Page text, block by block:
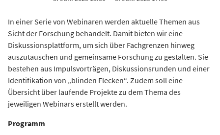
In einer Serie von Webinaren werden aktuelle Themen aus
Sicht der Forschung behandelt. Damit bieten wir eine
Diskussionsplattform, um sich über Fachgrenzen hinweg
auszutauschen und gemeinsame Forschung zu gestalten. Sie
bestehen aus Impulsvorträgen, Diskussionsrunden und einer
Identifikation von „blinden Flecken“. Zudem soll eine
Übersicht über laufende Projekte zu dem Thema des
jeweiligen Webinars erstellt werden.
Programm